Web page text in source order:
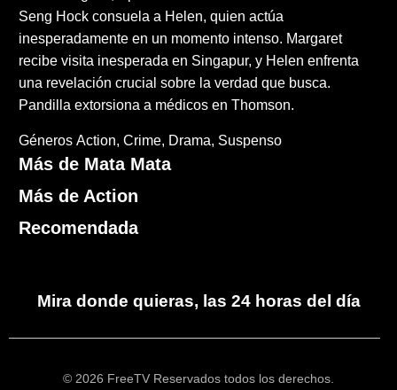
Seng Hock consuela a Helen, quien actúa
inesperadamente en un momento intenso. Margaret
recibe visita inesperada en Singapur, y Helen enfrenta
una revelación crucial sobre la verdad que busca.
Pandilla extorsiona a médicos en Thomson.
Géneros Action Crime Drama Suspenso
Más de Mata Mata
Más de Action
Recomendada
Mira donde quieras, las 24 horas del día
© 2026 FreeTV Reservados todos los derechos.